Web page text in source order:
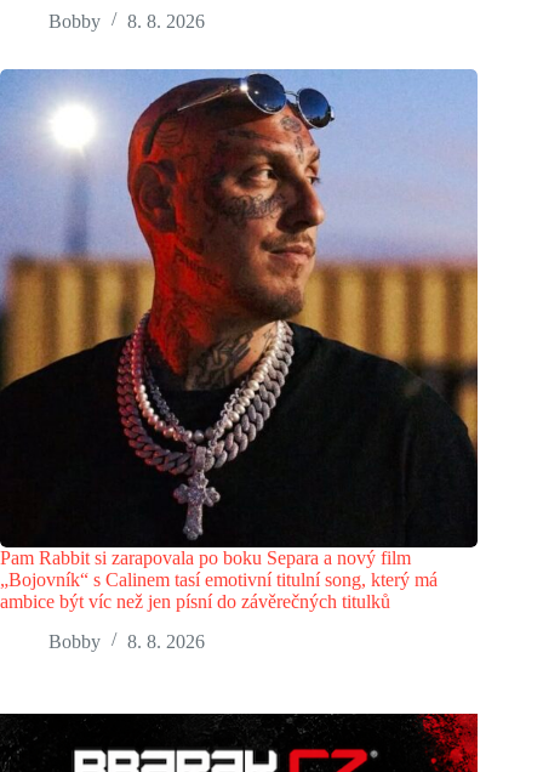
Bobby
8. 8. 2026
Pam Rabbit si zarapovala po boku Separa a nový film
„Bojovník“ s Calinem tasí emotivní titulní song, který má
ambice být víc než jen písní do závěrečných titulků
Bobby
8. 8. 2026